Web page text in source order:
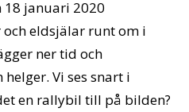
eldsjälar runt om i
ner tid och
Vi ses snart i
en rallybil till på bilden?